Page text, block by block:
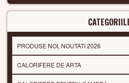
PRODUSE NOI, NOUTATI 2026
CALORIFERE DE ARTA